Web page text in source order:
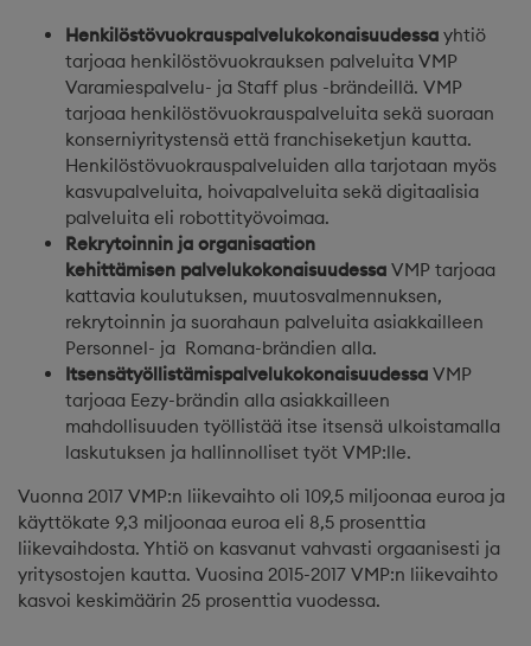
Henkilöstövuokrauspalvelukokonaisuudessa yhtiö
tarjoaa henkilöstövuokrauksen palveluita VMP
Varamiespalvelu- ja Staff plus -brändeillä. VMP
tarjoaa henkilöstövuokrauspalveluita sekä suoraan
konserniyritystensä että franchiseketjun kautta.
Henkilöstövuokrauspalveluiden alla tarjotaan myös
kasvupalveluita, hoivapalveluita sekä digitaalisia
palveluita eli robottityövoimaa.
Rekrytoinnin ja organisaation
kehittämisen palvelukokonaisuudessa VMP tarjoaa
kattavia koulutuksen, muutosvalmennuksen,
rekrytoinnin ja suorahaun palveluita asiakkailleen
Personnel- ja Romana-brändien alla.
Itsensätyöllistämispalvelukokonaisuudessa VMP
tarjoaa Eezy-brändin alla asiakkailleen
mahdollisuuden työllistää itse itsensä ulkoistamalla
laskutuksen ja hallinnolliset työt VMP:lle.
Vuonna 2017 VMP:n liikevaihto oli 109,5 miljoonaa euroa ja
käyttökate 9,3 miljoonaa euroa eli 8,5 prosenttia
liikevaihdosta. Yhtiö on kasvanut vahvasti orgaanisesti ja
yritysostojen kautta. Vuosina 2015-2017 VMP:n liikevaihto
kasvoi keskimäärin 25 prosenttia vuodessa.